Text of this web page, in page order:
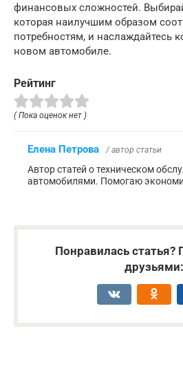
финансовых сложностей.
которая наилучшим образом
потребностям, и наслаждайтесь
новом автомобиле.
Рейтинг
( Пока оценок нет )
Елена Петрова / автор статьи
Автор статей о техническом
автомобилями. Помогаю
Понравилась статья?
друзьями: